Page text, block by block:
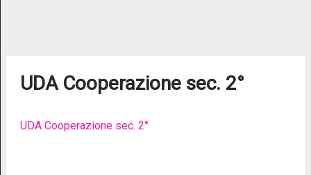
UDA Cooperazione sec. 2°
UDA Cooperazione sec. 2°